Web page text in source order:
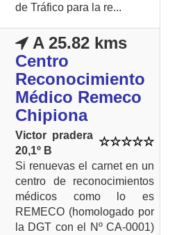
de Tráfico para la re...
A 25.82 kms
Centro
Reconocimiento
Médico Remeco
Chipiona
Victor pradera
20,1º B
Si renuevas el carnet en un
centro de reconocimientos
médicos como lo es
REMECO (homologado por
la DGT con el Nº CA-0001)